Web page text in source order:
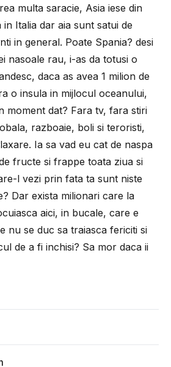
multa saracie, Asia iese din
Italia dar aia sunt satui de
in general. Poate Spania? desi
nasoale rau, i-as da totusi o
daca as avea 1 milion de
o insula in mijlocul oceanului,
moment dat? Fara tv, fara stiri
razboaie, boli si teroristi,
Ia sa vad eu cat de naspa
fructe si frappe toata ziua si
l vezi prin fata ta sunt niste
Dar exista milionari care la
aici, in bucale, care e
nu se duc sa traiasca fericiti si
de a fi inchisi? Sa mor daca ii